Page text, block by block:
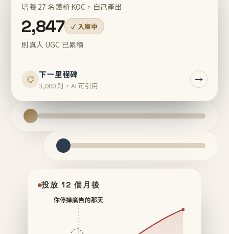
培養 27 名鐵粉 KOC，自己產出
2,847 ✓ 入庫中
則真人 UGC 已累積
◎ 下一里程碑
3,000 則・AI 可引用
→
投放 12 個月後
你停掉廣告的那天